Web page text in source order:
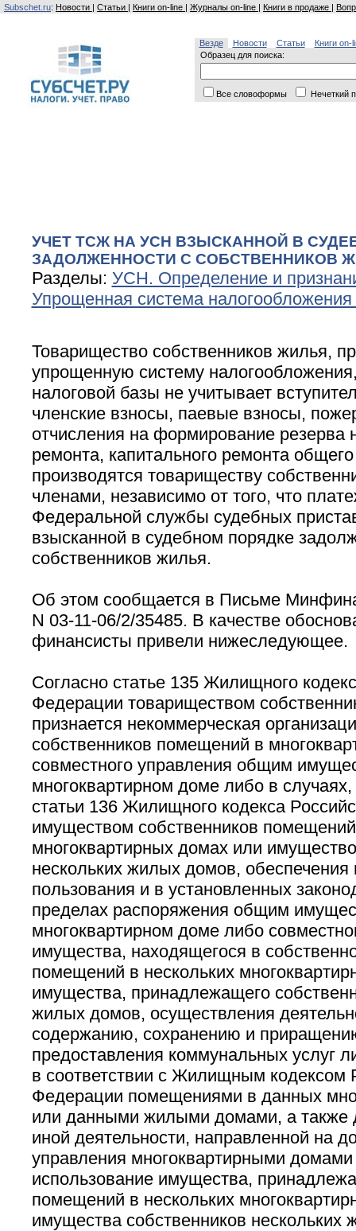
Subschet.ru: Новости | Статьи | Книги on-line | Журналы on-line | Книги в продаже |
Везде Новости Статьи
Книги on-
Образец для поиска:
Все словоформы Нечеткий
УЧЕТ ТСЖ НА УСН ВЗЫСКАННОЙ В
ЗАДОЛЖЕННОСТИ С СОБСТВЕННИКОВ
Разделы: УСН. Определение и
Упрощенная система
Товарищество собственников жилья,
упрощенную систему
налоговой базы не учитывает
членские взносы, паевые взносы,
отчисления на формирование резерва
ремонта, капитального ремонта
производятся товариществу
членами, независимо от того, что
Федеральной службы судебных
взысканной в судебном порядке
собственников жилья.
Об этом сообщается в Письме
N 03-11-06/2/35485. В качестве
финансисты привели нижеследующее.
Согласно статье 135 Жилищного
Федерации товариществом
признается некоммерческая
собственников помещений в
совместного управления общим
многоквартирном доме либо в
статьи 136 Жилищного кодекса
имуществом собственников помещений
многоквартирных домах или
нескольких жилых домов, обеспечения
пользования и в установленных
пределах распоряжения общим
многоквартирном доме либо
имущества, находящегося в
помещений в нескольких
имущества, принадлежащего
жилых домов, осуществления
содержанию, сохранению и
предоставления коммунальных услуг
в соответствии с Жилищным кодексом
Федерации помещениями в данных
или данными жилыми домами, а также
иной деятельности, направленной на
управления многоквартирными
использование имущества,
помещений в нескольких
имущества собственников нескольких